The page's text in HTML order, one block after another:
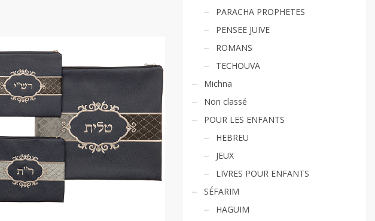
PARACHA PROPHETES
PENSEE JUIVE
ROMANS
TECHOUVA
Michna
Non classé
POUR LES ENFANTS
HEBREU
JEUX
LIVRES POUR ENFANTS
SÉFARIM
HAGUIM